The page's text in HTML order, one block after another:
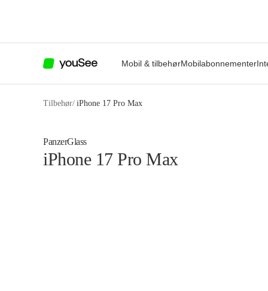
Mobil & tilbehørMobilabonnementer
Tilbehør/ iPhone 17 Pro Max
PanzerGlass
iPhone 17 Pro Max